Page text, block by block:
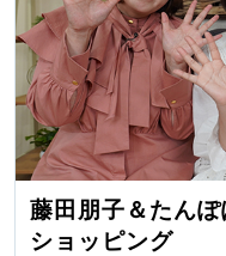
藤田朋子＆たん
ショッピング